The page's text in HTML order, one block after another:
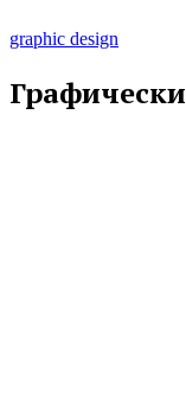
graphic design